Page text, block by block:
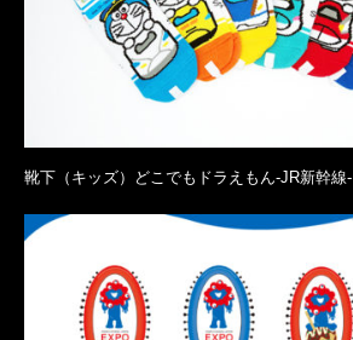
靴下（キッズ）どこでもドラえもん-JR新幹線-